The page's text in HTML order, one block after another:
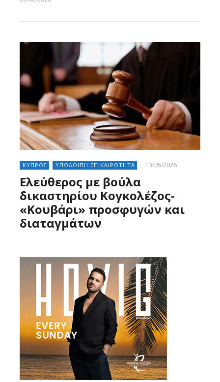
ΚΥΠΡΟΣ ΥΠΟΛΟΙΠΗ ΕΠΙΚΑΙΡΟΤΗΤΑ 13/05/2026
Ελεύθερος με βούλα
δικαστηρίου Κογκολέζος-
«Κουβάρι» προσφυγών και
διαταγμάτων